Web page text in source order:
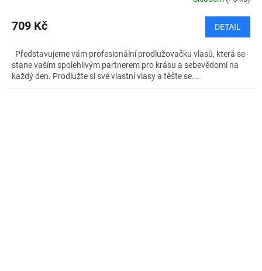
709 Kč DETAIL
Představujeme vám profesionální prodlužovačku vlasů, která se
stane vaším spolehlivým partnerem pro krásu a sebevědomí na
každý den. Prodlužte si své vlastní vlasy a těšte se...